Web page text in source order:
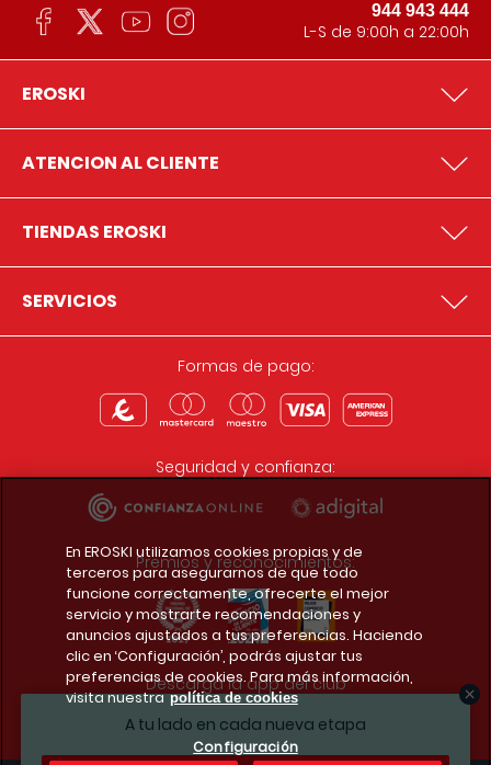
A tu lado en cada nueva etapa
944 943 444
L-S de 9:00h a 22:00h
EROSKI
ATENCION AL CLIENTE
TIENDAS EROSKI
SERVICIOS
Formas de pago:
Seguridad y confianza:
Premios y reconocimientos:
Descarga la app del club
En EROSKI utilizamos cookies propias y de
terceros para asegurarnos de que todo
funcione correctamente, ofrecerte el mejor
servicio y mostrarte recomendaciones y
anuncios ajustados a tus preferencias. Haciendo
clic en ‘Configuración’, podrás ajustar tus
preferencias de cookies. Para más información,
visita nuestra política de cookies
Configuración